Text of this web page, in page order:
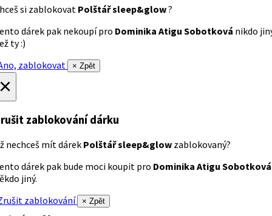
si zablokovat Polštář sleep&glow?
dárek pak nekoupí pro Dominika Atigu Sobotková nikdo
ty :)
zablokovat
× Zpět
zablokování dárku
nechceš mít dárek Polštář sleep&glow zablokovaný?
dárek pak bude moci koupit pro Dominika Atigu Sobotková
jiný.
zablokování
× Zpět